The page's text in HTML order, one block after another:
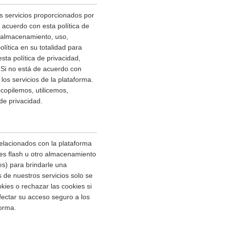
servicios proporcionados por
con esta política de
uso,
en su totalidad para
política de privacidad,
no está de acuerdo con
servicios de la plataforma.
utilicemos,
privacidad.
con la plataforma
flash u otro almacenamiento
para brindarle una
nuestros servicios solo se
o rechazar las cookies si
su acceso seguro a los